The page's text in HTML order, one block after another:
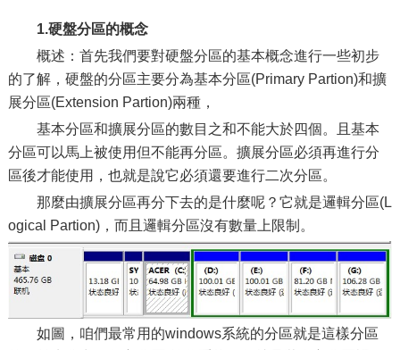
1.硬盤分區的概念
概述：首先我們要對硬盤分區的基本概念進行一些初步
的了解，硬盤的分區主要分為基本分區(Primary Partion)和擴
展分區(Extension Partion)兩種，
基本分區和擴展分區的數目之和不能大於四個。且基本
分區可以馬上被使用但不能再分區。擴展分區必須再進行分
區後才能使用，也就是說它必須還要進行二次分區。
那麼由擴展分區再分下去的是什麼呢？它就是邏輯分區(L
ogical Partion)，而且邏輯分區沒有數量上限制。
如圖，咱們最常用的windows系統的分區就是這樣分區